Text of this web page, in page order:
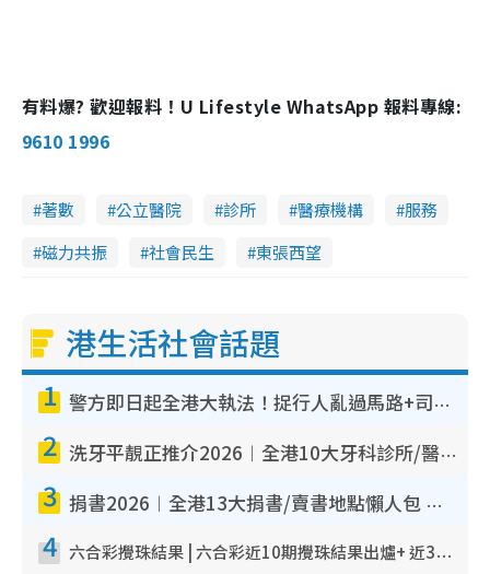
有料爆? 歡迎報料！U Lifestyle WhatsApp 報料專線:
9610 1996
著數 公立醫院 診所 醫療機構
服務
磁力共振
社會民生 東張西望
港生活社會話題
1 警方即日起全港大執法！捉行人亂過馬路+司機不專注駕駛！亂過馬路罰$2000
2 洗牙平靚正推介2026︱全港10大牙科診所/醫院懶人包 夜診至8點/鎮靜潔牙/醫療券適用
3 捐書2026︱全港13大捐書/賣書地點懶人包 二手課本最高$150＋舊書換免費咖啡/戲票
4 六合彩攪珠結果 | 六合彩近10期攪珠結果出爐+ 近30期最旺熱門中獎號碼